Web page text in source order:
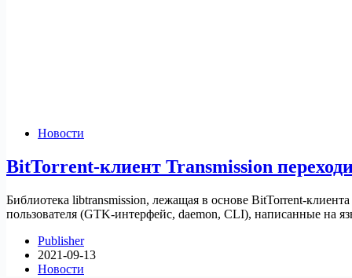
Новости
BitTorrent-клиент Transmission
Библиотека libtransmission, лежащая в основе BitTorrent-
пользователя (GTK-интерфейс, daemon, CLI), написанные на
Publisher
2021-09-13
Новости